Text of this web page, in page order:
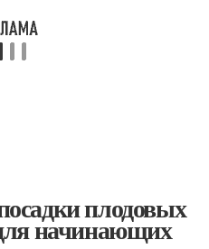
плодовых
начинающих